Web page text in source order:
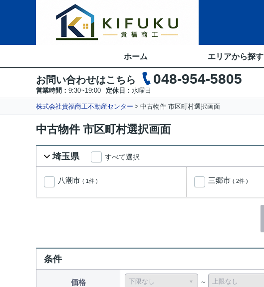
ホーム エリアから探す
お問い合わせはこちら 048-954-5805
営業時間： 9:30~19:00 定休日： 水曜日
株式会社貴福商工不動産センター 中古物件 市区町村選択画面
中古物件 市区町村選択画面
埼玉県 すべて選択
八潮市 ( 1件 ) 三郷市 ( 2件 )
条件
価格